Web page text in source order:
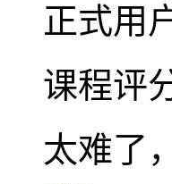
正式用
课程评
太难了